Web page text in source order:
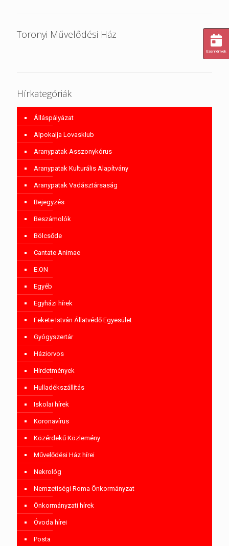
Toronyi Művelődési Ház
Hírkategóriák
Álláspályázat
Alpokalja Lovasklub
Aranypatak Asszonykórus
Aranypatak Kulturális Alapítvány
Aranypatak Vadásztársaság
Bejegyzés
Beszámolók
Bölcsőde
Cantate Animae
E.ON
Egyéb
Egyházi hírek
Fekete István Állatvédő Egyesület
Gyógyszertár
Háziorvos
Hirdetmények
Hulladékszállítás
Iskolai hírek
Koronavírus
Közérdekű Közlemény
Művelődési Ház hírei
Nekrológ
Nemzetiségi Roma Önkormányzat
Önkormányzati hírek
Óvoda hírei
Posta
Események